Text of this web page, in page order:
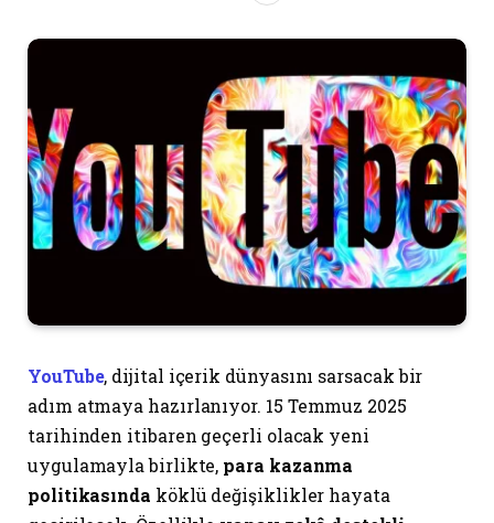
YouTube, dijital içerik dünyasını sarsacak bir
adım atmaya hazırlanıyor. 15 Temmuz 2025
tarihinden itibaren geçerli olacak yeni
uygulamayla birlikte, para kazanma
politikasında köklü değişiklikler hayata